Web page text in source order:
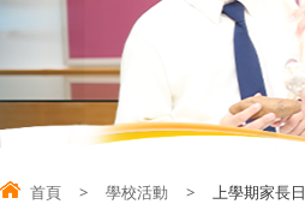
首頁 > 學校活動 > 上學期家長日